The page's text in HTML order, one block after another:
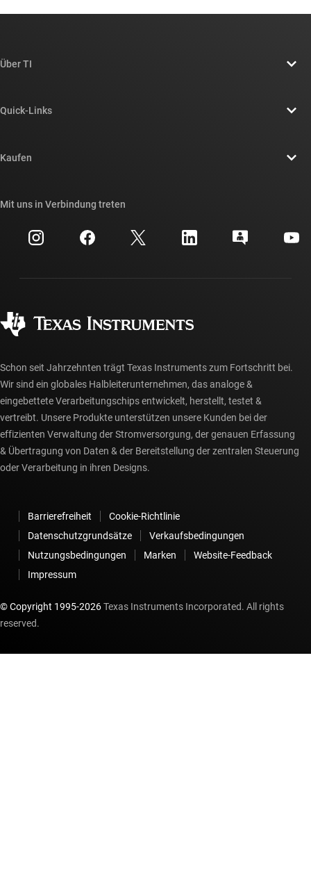
Über TI
Newsroom
Investorenbeziehungen
Fertigung
Quick-Links
Querverweis-Suche
Kundensupportzentrum
myTI-Konto FAQs
Kaufen
Häufig gestellte Fragen zu Bestellungen
Mit uns in Verbindung treten
Schon seit Jahrzehnten trägt Texas Instruments zum Fortschritt bei.
Wir sind ein globales Halbleiterunternehmen, das analoge &
eingebettete Verarbeitungschips entwickelt, herstellt, testet &
vertreibt. Unsere Produkte unterstützen unsere Kunden bei der
effizienten Verwaltung der Stromversorgung, der genauen Erfassung
& Übertragung von Daten & der Bereitstellung der zentralen Steuerung
oder Verarbeitung in ihren Designs.
Barrierefreiheit
Cookie-Richtlinie
Datenschutzgrundsätze
Verkaufsbedingungen
Nutzungsbedingungen
Marken
Website-Feedback
Impressum
© Copyright 1995-2026Texas Instruments Incorporated. All rights
reserved.